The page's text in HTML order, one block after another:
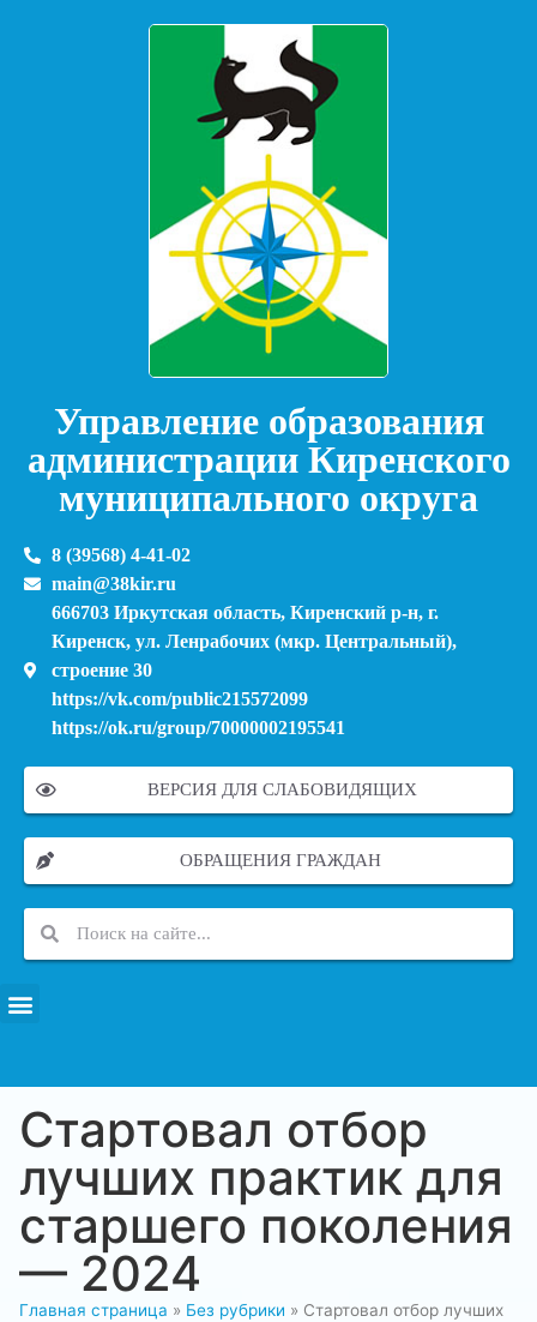
Управление образования
администрации Киренского
муниципального округа
8 (39568) 4-41-02
main@38kir.ru
666703 Иркутская область, Киренский р-н, г.
Киренск, ул. Ленрабочих (мкр. Центральный),
строение 30
https://vk.com/public215572099
https://ok.ru/group/70000002195541
ВЕРСИЯ ДЛЯ СЛАБОВИДЯЩИХ
ОБРАЩЕНИЯ ГРАЖДАН
Стартовал отбор
лучших практик для
старшего поколения
— 2024
Главная страница » Без рубрики » Стартовал отбор лучших